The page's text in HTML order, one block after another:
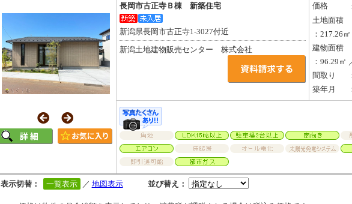
長岡市古正寺Ｂ棟 新築住宅
新潟県長岡市古正寺1-3027付近
新潟土地建物販売センター 株式会社
価格
土地面積
：217.26
建物面積
：96.29㎡
間取り
築年月
表示切替： 一覧表示 ／ 地図表示 並び替え：